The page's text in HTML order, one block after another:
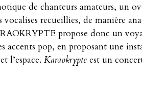
de chanteurs amateurs, un
vocalises recueillies, de manière
propose donc un
accents pop, en proposant une
l’espace. Karaokrypte est un